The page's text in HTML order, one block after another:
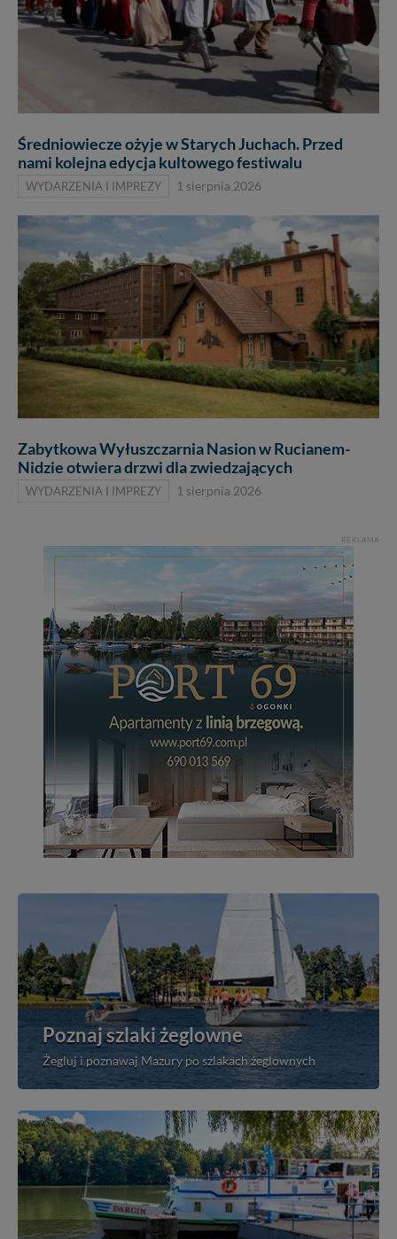
Średniowiecze ożyje w Starych Juchach. Przed
nami kolejna edycja kultowego festiwalu
WYDARZENIA I IMPREZY 1 sierpnia 2026
Zabytkowa Wyłuszczarnia Nasion w Rucianem-
Nidzie otwiera drzwi dla zwiedzających
WYDARZENIA I IMPREZY 1 sierpnia 2026
REKLAMA
Poznaj szlaki żeglowne
Żegluj i poznawaj Mazury po szlakach żeglownych